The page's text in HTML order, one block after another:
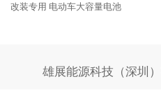
改装专用 电动车大容量电池
雄展能源科技（深圳